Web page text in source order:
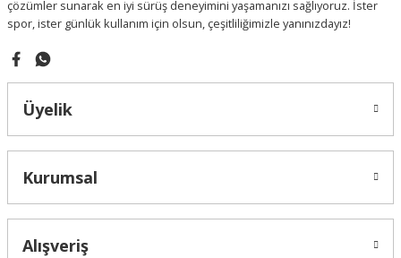
çözümler sunarak en iyi sürüş deneyimini yaşamanızı sağlıyoruz. İster
spor, ister günlük kullanım için olsun, çeşitliliğimizle yanınızdayız!
Üyelik
Kurumsal
Alışveriş